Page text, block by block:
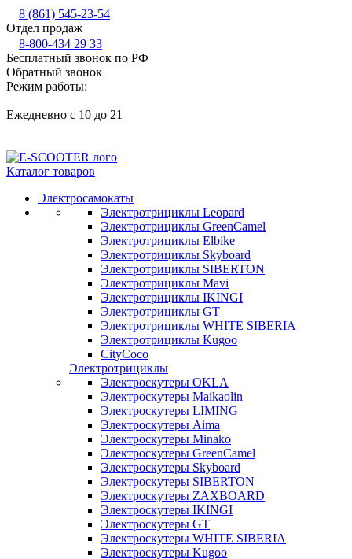
8 (861) 545-23-54
Отдел продаж
8-800-434 29 33
Бесплатный звонок по РФ
Обратный звонок
Режим работы:
Ежедневно с 10 до 21
Каталог товаров
Электросамокаты
Электротрициклы Leopard
Электротрициклы GreenCamel
Электротрициклы Elbike
Электротрициклы Skyboard
Электротрициклы SIBERTON
Электротрициклы Mavi
Электротрициклы IKINGI
Электротрициклы GT
Электротрициклы WHITE SIBERIA
Электротрициклы Kugoo
CityCoco
Электротрициклы
Электроскутеры OKLA
Электроскутеры Maikaolin
Электроскутеры LIMING
Электроскутеры Aima
Электроскутеры Minako
Электроскутеры GreenCamel
Электроскутеры Skyboard
Электроскутеры SIBERTON
Электроскутеры ZAXBOARD
Электроскутеры IKINGI
Электроскутеры GT
Электроскутеры WHITE SIBERIA
Электроскутеры Kugoo